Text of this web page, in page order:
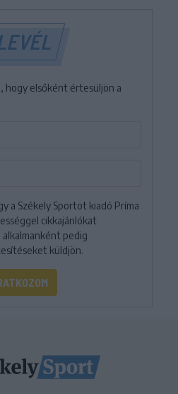
hogy elsőként értesüljön a
a Székely Sportot kiadó Príma
cikkajánlókat
pedig
küldjön.